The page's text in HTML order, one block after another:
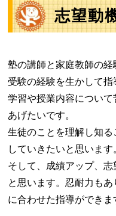
志望動
塾の講師と家庭教師の
受験の経験を生かして指
学習や授業内容につい
あげたいです。
生徒のことを理解し知
していきたいと思います
そして、成績アップ、
と思います。忍耐力も
に合わせた指導ができま